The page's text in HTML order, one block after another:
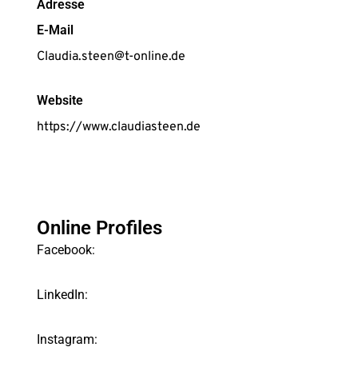
Adresse
E-Mail
Claudia.steen@t-online.de
Website
https://www.claudiasteen.de
Online Profiles
Facebook:
LinkedIn:
Instagram: